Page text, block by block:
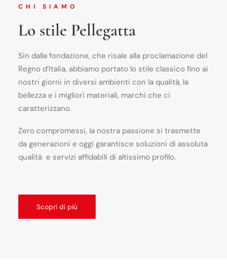
CHI SIAMO
Lo stile Pellegatta
Sin dalla fondazione, che risale alla proclamazione del
Regno d’Italia, abbiamo portato lo stile classico fino ai
nostri giorni in diversi ambienti con la qualità, la
bellezza e i migliori materiali, marchi che ci
caratterizzano.
Zero compromessi, la nostra passione si trasmette
da generazioni e oggi garantisce soluzioni di assoluta
qualità e servizi affidabili di altissimo profilo.
Scopri di più